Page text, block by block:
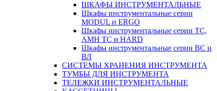
ШКАФЫ ИНСТРУМЕНТАЛЬНЫЕ
Шкафы инструментальные серии
MODUL и ERGO
Шкафы инструментальные серии ТС,
АМН ТС и HARD
Шкафы инструментальные серии ВС и
ВЛ
СИСТЕМЫ ХРАНЕНИЯ ИНСТРУМЕНТА
ТУМБЫ ДЛЯ ИНСТРУМЕНТА
ТЕЛЕЖКИ ИНСТРУМЕНТАЛЬНЫЕ